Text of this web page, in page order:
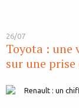
26/07
Toyota : une
sur une